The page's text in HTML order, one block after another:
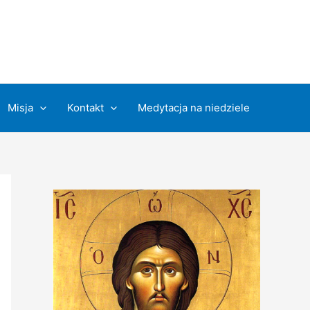
Misja Kontakt Medytacja na niedziele